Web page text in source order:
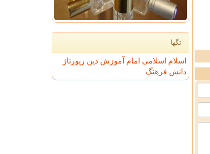
تگها
اسلام اسلامی امام آموزش دین رپورتاژ
دانش فرهنگ